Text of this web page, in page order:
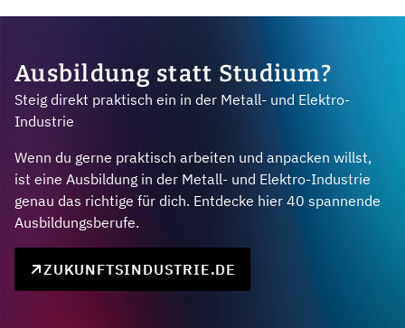
Ausbildung statt Studium?
Steig direkt praktisch ein in der Metall- und Elektro-
Industrie
Wenn du gerne praktisch arbeiten und anpacken willst,
ist eine Ausbildung in der Metall- und Elektro-Industrie
genau das richtige für dich. Entdecke hier 40 spannende
Ausbildungsberufe.
ZUKUNFTSINDUSTRIE.DE